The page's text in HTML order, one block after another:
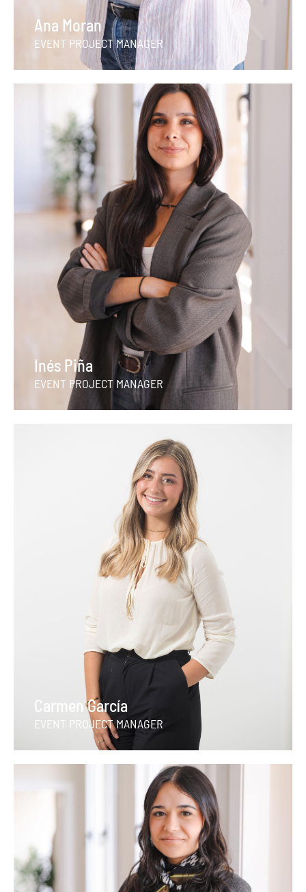
Ana Moran
EVENT PROJECT MANAGER
Inés Piña
EVENT PROJECT MANAGER
Carmen García
EVENT PROJECT MANAGER